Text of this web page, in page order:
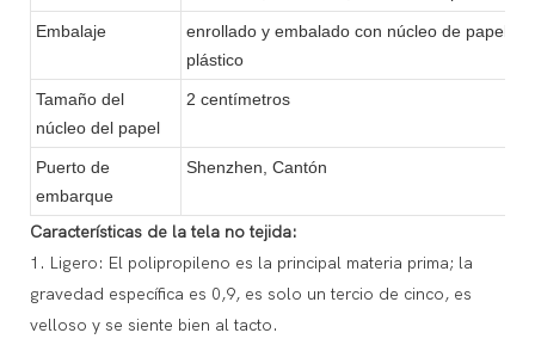
Embalaje
enrollado y embalado con núcleo de papel y
plástico
Tamaño del
núcleo del papel
2 centímetros
Puerto de
embarque
Shenzhen, Cantón
Características de la tela no tejida:
1. Ligero: El polipropileno es la principal materia prima; la
gravedad específica es 0,9, es solo un tercio de cinco, es
velloso y se siente bien al tacto.